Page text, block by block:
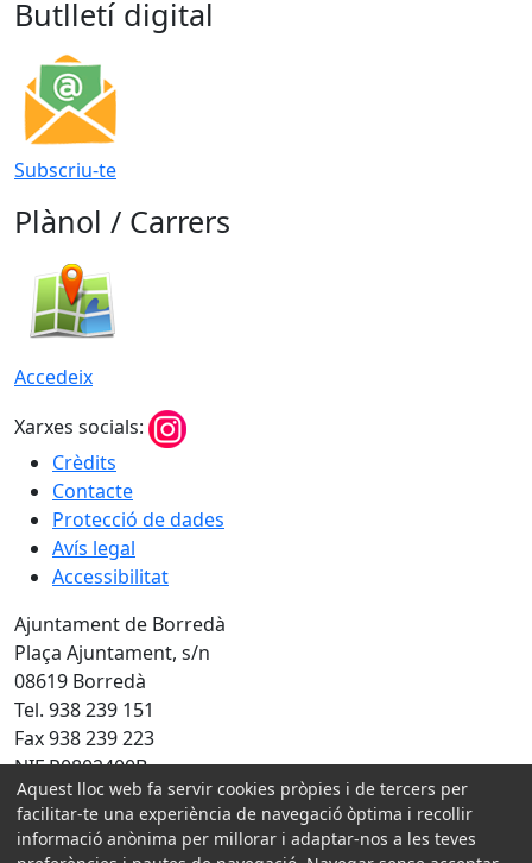
Butlletí digital
Subscriu-te
Plànol / Carrers
Accedeix
Xarxes socials:
Crèdits
Contacte
Protecció de dades
Avís legal
Accessibilitat
Ajuntament de Borredà
Plaça Ajuntament, s/n
08619 Borredà
Tel. 938 239 151
Fax 938 239 223
NIF P0802400B
Amb la col·laboració de:
Aquest lloc web fa servir cookies pròpies i de tercers per
facilitar-te una experiència de navegació òptima i recollir
informació anònima per millorar i adaptar-nos a les teves